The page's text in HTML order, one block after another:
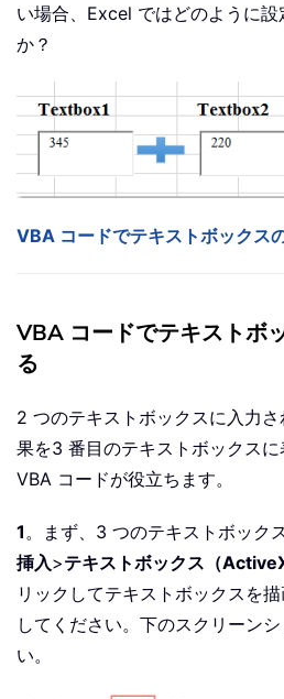
い場合、Excel ではどのように設
か？
VBA コードでテキストボックス
VBA コードでテキストボ
る
2 つのテキストボックスに入力
果を3 番目のテキストボックス
VBA コードが役立ちます。
1 。まず、3 つのテキストボック
挿入>テキストボックス（
リックしてテキストボックスを
してください。下のスクリーン
い。